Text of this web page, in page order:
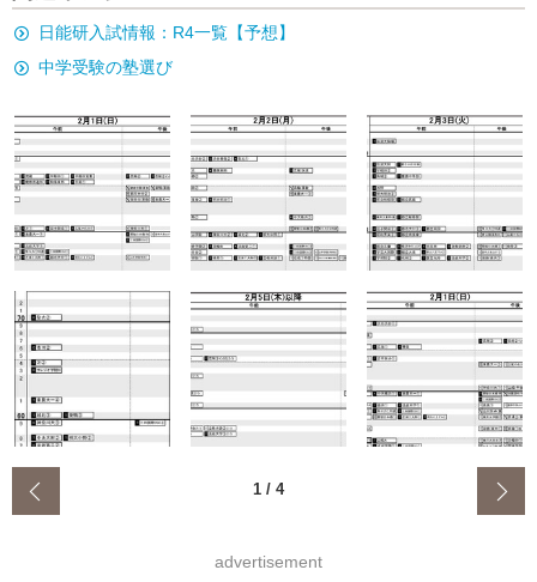
日能研入試情報：R4一覧【予想】
中学受験の塾選び
1 / 4
advertisement